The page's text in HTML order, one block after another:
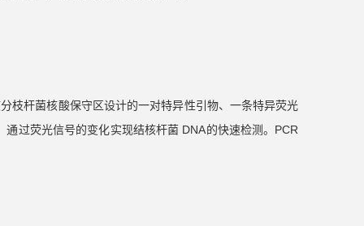
枝杆菌核酸保守区设计的一对特异性引物、一条特异荧光
过荧光信号的变化实现结核杆菌 DNA的快速检测。PCR